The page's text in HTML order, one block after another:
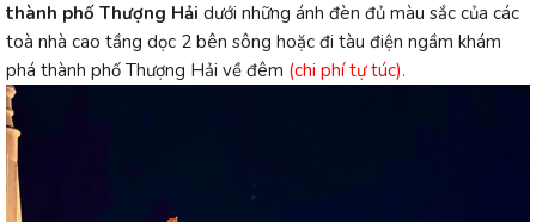
thành phố Thượng Hải dưới những ánh đèn đủ màu sắc của các
toà nhà cao tầng dọc 2 bên sông hoặc đi tàu điện ngầm khám
phá thành phố Thượng Hải về đêm (chi phí tự túc).